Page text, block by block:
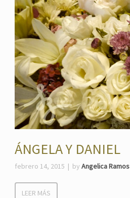
ÁNGELA Y DANIEL
febrero 14, 2015 by Angelica Ramos
LEER MÁS